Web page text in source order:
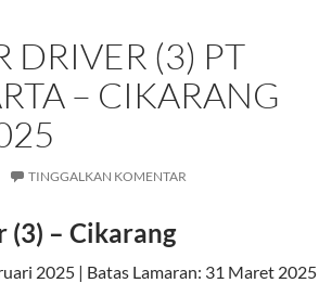
DRIVER (3) PT
– CIKARANG
TINGGALKAN KOMENTAR
(3) – Cikarang
2025 | Batas Lamaran: 31 Maret 2025